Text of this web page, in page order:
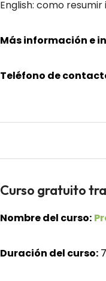
English: como
Más información e
Teléfono de
Curso gratuito
Nombre del curso:
Duración del curso: